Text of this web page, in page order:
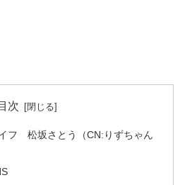
次
フ 松坂さとう（CN:りずちゃん